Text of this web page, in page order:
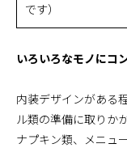
です）
いろいろなモノにコ
内装デザインがある
ル類の準備に取りか
ナプキン類、メニュ